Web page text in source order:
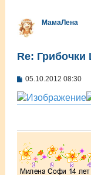
МамаЛена
Re:
С
о
б
н
е
05.10.2012 08:30